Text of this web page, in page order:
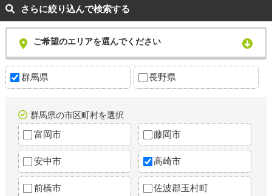
さらに絞り込んで検索する
ご希望のエリアを選んでください
群馬県 長野県
群馬県の市区町村を選択
富岡市 藤岡市
安中市 高崎市
前橋市 佐波郡玉村町